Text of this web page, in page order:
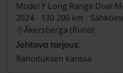
Model Y Long Range Dual
2024
130 200 km
Åkersberga (Runö)
Johtava tarjous:
Rahoituksen kanssa